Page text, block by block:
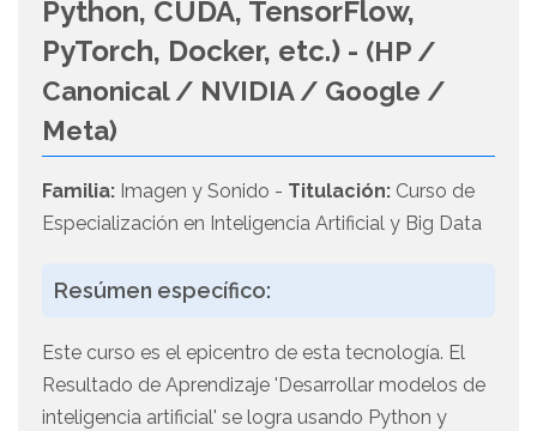
Python, CUDA, TensorFlow,
PyTorch, Docker, etc.) - (HP /
Canonical / NVIDIA / Google /
Meta)
Familia: Imagen y Sonido - Titulación: Curso de
Especialización en Inteligencia Artificial y Big Data
Resúmen específico:
Este curso es el epicentro de esta tecnología. El
Resultado de Aprendizaje 'Desarrollar modelos de
inteligencia artificial' se logra usando Python y